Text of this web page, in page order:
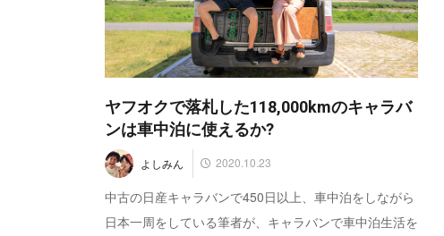
ヤフオクで落札した118,000kmのキャラバ
ンは車中泊に使えるか?
よしみん 2020.10.23
中古の日産キャラバンで450日以上、車中泊をしながら
日本一周をしている筆者が、キャラバンで車中泊生活を